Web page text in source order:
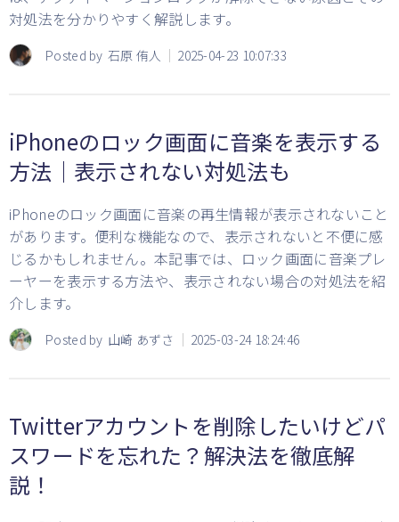
対処法を分かりやすく解説します。
Posted by 石原 侑人 2025-04-23 10:07:33
iPhoneのロック画面に音楽を表示する
方法｜表示されない対処法も
iPhoneのロック画面に音楽の再生情報が表示されないこと
があります。便利な機能なので、表示されないと不便に感
じるかもしれません。本記事では、ロック画面に音楽プレ
ーヤーを表示する方法や、表示されない場合の対処法を紹
介します。
Posted by 山崎 あずさ 2025-03-24 18:24:46
Twitterアカウントを削除したいけどパ
スワードを忘れた？解決法を徹底解
説！